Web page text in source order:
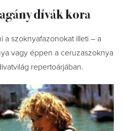
dívák kora
a szoknyafazonokat illeti – a
vagy éppen a ceruzaszoknya
repertoárjában.